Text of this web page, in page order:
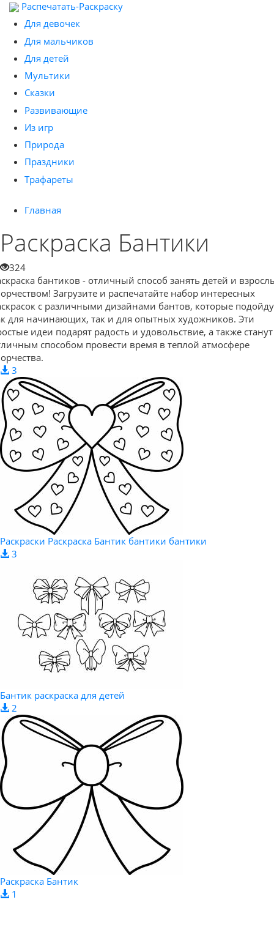
Распечатать-Раскраску
Для девочек
Для мальчиков
Для детей
Мультики
Сказки
Развивающие
Из игр
Природа
Праздники
Трафареты
Главная
Раскраска Бантики
324
бантиков - отличный способ занять детей и
Загрузите и распечатайте набор интересных
с различными дизайнами бантов, которые
для начинающих, так и для опытных художников. Эти
идеи подарят радость и удовольствие, а также станут
способом провести время в теплой атмосфере
3
Раскраски Раскраска Бантик бантики бантики
3
Бантик раскраска для детей
2
Раскраска Бантик
1